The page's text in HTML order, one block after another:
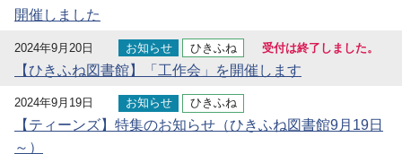
開催しました
2024年9月20日 お知らせ ひきふね 受付は終了しました。
【ひきふね図書館】「工作会」を開催します
2024年9月19日 お知らせ ひきふね
【ティーンズ】特集のお知らせ（ひきふね図書館9月19日
～）